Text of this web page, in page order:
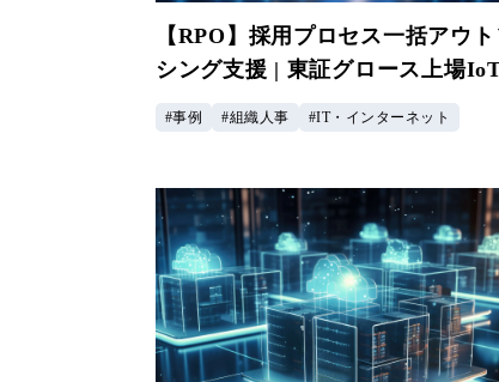
【RPO】採用プロセス一括アウ
シング支援 | 東証グロース上場
事例 組織人事 IT・インターネット